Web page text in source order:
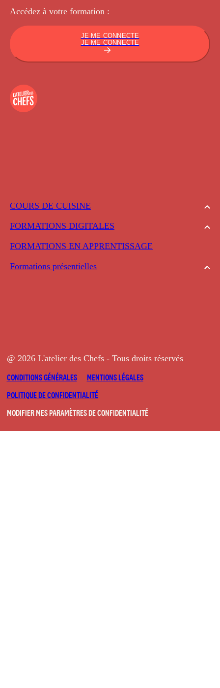
COURS DE CUISINE
FORMATIONS DIGITALES
FORMATIONS EN APPRENTISSAGE
Formations présentielles
Accédez à votre formation :
JE ME CONNECTE
JE ME CONNECTE
@ 2026 L'atelier des Chefs - Tous droits réservés
CONDITIONS GÉNÉRALES
MENTIONS LÉGALES
POLITIQUE DE CONFIDENTIALITÉ
MODIFIER MES PARAMÈTRES DE CONFIDENTIALITÉ